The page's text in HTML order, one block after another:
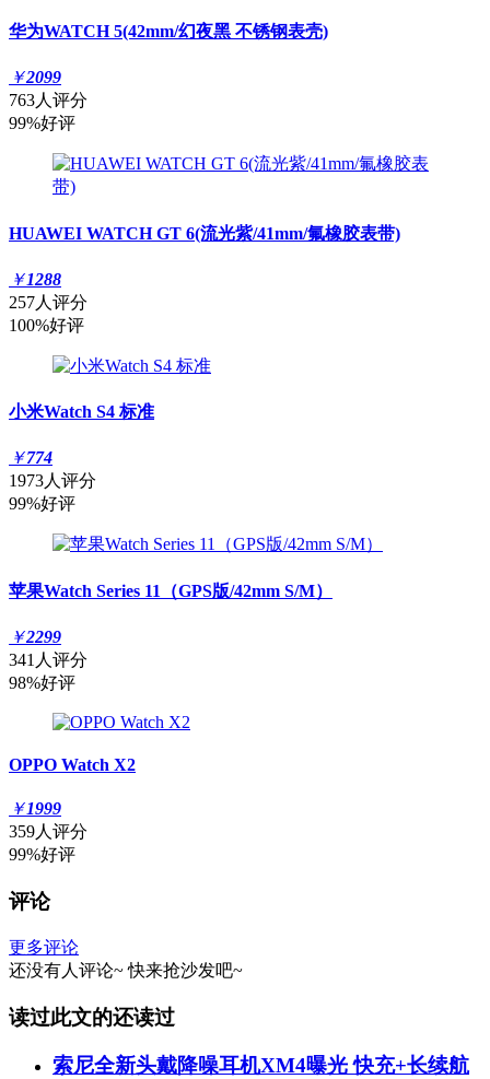
华为WATCH 5(42mm/幻夜黑 不锈钢表壳)
￥2099
763人评分
99%好评
HUAWEI WATCH GT 6(流光紫/41mm/氟橡胶表带)
￥1288
257人评分
100%好评
小米Watch S4 标准
￥774
1973人评分
99%好评
苹果Watch Series 11（GPS版/42mm S/M）
￥2299
341人评分
98%好评
OPPO Watch X2
￥1999
359人评分
99%好评
评论
更多评论
还没有人评论~ 快来抢沙发吧~
读过此文的还读过
索尼全新头戴降噪耳机XM4曝光 快充+长续航